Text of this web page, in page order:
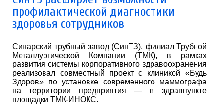
профилактической диагностики
здоровья сотрудников
Синарский трубный завод (СинТЗ), филиал Трубной
Металлургической Компании (ТМК), в рамках
развития системы корпоративного здравоохранения
реализовал совместный проект с клиникой «Будь
Здоров» по установке современного маммографа
на территории предприятия — в здравпункте
площадки ТМК-ИНОКС.